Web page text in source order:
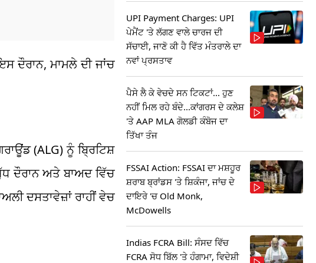
ਦੌਰਾਨ, ਮਾਮਲੇ ਦੀ ਜਾਂਚ
(ALG) ਨੂੰ ਬ੍ਰਿਟਿਸ਼
ਦੌਰਾਨ ਅਤੇ ਬਾਅਦ ਵਿੱਚ
ਦਸਤਾਵੇਜ਼ਾਂ ਰਾਹੀਂ ਵੇਚ
UPI Payment Charges: UPI
ਪੇਮੈਂਟ 'ਤੇ ਲੱਗਣ ਵਾਲੇ ਚਾਰਜ ਦੀ
ਸੱਚਾਈ, ਜਾਣੋ ਕੀ ਹੈ ਵਿੱਤ ਮੰਤਰਾਲੇ ਦਾ
ਨਵਾਂ ਪ੍ਰਸਤਾਵ
ਪੈਸੇ ਲੈ ਕੇ ਵੇਚਦੇ ਸਨ ਟਿਕਟਾਂ... ਹੁਣ
ਨਹੀਂ ਮਿਲ ਰਹੇ ਬੰਦੇ...ਕਾਂਗਰਸ ਦੇ ਕਲੇਸ਼
'ਤੇ AAP MLA ਗੋਲਡੀ ਕੰਬੋਜ ਦਾ
ਤਿੱਖਾ ਤੰਜ
FSSAI Action: FSSAI ਦਾ ਮਸ਼ਹੂਰ
ਸ਼ਰਾਬ ਬ੍ਰਾਂਡਸ 'ਤੇ ਸ਼ਿਕੰਜਾ, ਜਾਂਚ ਦੇ
ਦਾਇਰੇ 'ਚ Old Monk,
McDowells
Indias FCRA Bill: ਸੰਸਦ ਵਿੱਚ
FCRA ਸੋਧ ਬਿੱਲ 'ਤੇ ਹੰਗਾਮਾ, ਵਿਦੇਸ਼ੀ